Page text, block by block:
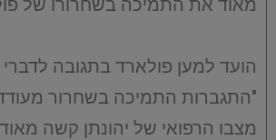
מאוד את התמיכה בשחרורו של
הועד למען פולארד בתגובה לדברי
"התגברות התמיכה בשחרור
מצבו הרפואי של יהונתן קשה